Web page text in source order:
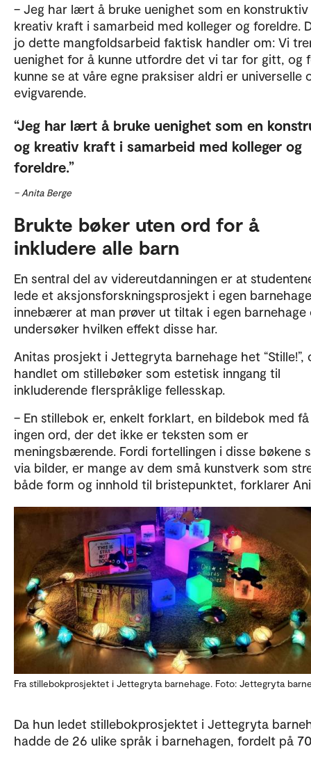
– Jeg har lært å bruke uenighet som en konstruktiv
kreativ kraft i samarbeid med kolleger og foreldre.
jo dette mangfoldsarbeid faktisk handler om: Vi
uenighet for å kunne utfordre det vi tar for gitt, og
kunne se at våre egne praksiser aldri er universelle
evigvarende.
Jeg har lært å bruke uenighet som en
og kreativ kraft i samarbeid med kolleger og
foreldre.
– Anita Berge
Brukte bøker uten ord for å
inkludere alle barn
En sentral del av videreutdanningen er at
lede et aksjonsforskningsprosjekt i egen
innebærer at man prøver ut tiltak i egen barnehage
undersøker hvilken effekt disse har.
Anitas prosjekt i Jettegryta barnehage het “Stille!”,
handlet om stillebøker som estetisk inngang til
inkluderende flerspråklige fellesskap.
– En stillebok er, enkelt forklart, en bildebok med
ingen ord, der det ikke er teksten som er
meningsbærende. Fordi fortellingen i disse bøkene
via bilder, er mange av dem små kunstverk som
både form og innhold til bristepunktet, forklarer
Fra stillebokprosjektet i Jettegryta barnehage. Foto: Jettegryta
Da hun ledet stillebokprosjektet i Jettegryta
hadde de 26 ulike språk i barnehagen, fordelt på